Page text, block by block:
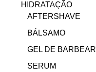
HIDRATAÇÃO
AFTERSHAVE
BÁLSAMO
GEL DE BARBEAR
SERUM